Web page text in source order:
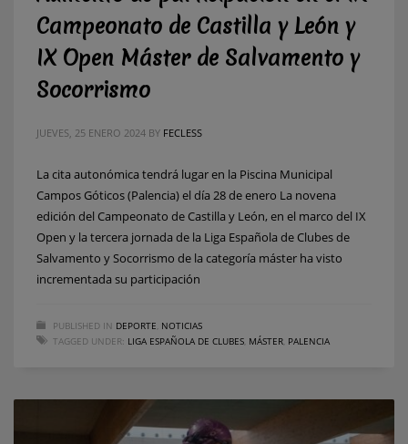
Campeonato de Castilla y León y
IX Open Máster de Salvamento y
Socorrismo
JUEVES, 25 ENERO 2024 BY FECLESS
La cita autonómica tendrá lugar en la Piscina Municipal
Campos Góticos (Palencia) el día 28 de enero La novena
edición del Campeonato de Castilla y León, en el marco del IX
Open y la tercera jornada de la Liga Española de Clubes de
Salvamento y Socorrismo de la categoría máster ha visto
incrementada su participación
PUBLISHED IN DEPORTE NOTICIAS
TAGGED UNDER: LIGA ESPAÑOLA DE CLUBES MÁSTER PALENCIA